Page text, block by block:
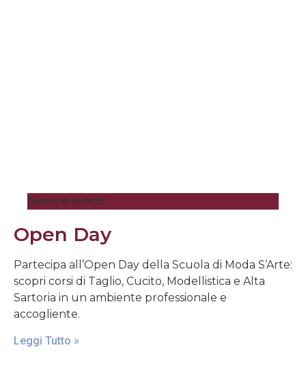
News e eventi
Open Day
Partecipa all’Open Day della Scuola di Moda S’Arte:
scopri corsi di Taglio, Cucito, Modellistica e Alta
Sartoria in un ambiente professionale e
accogliente.
Leggi Tutto »